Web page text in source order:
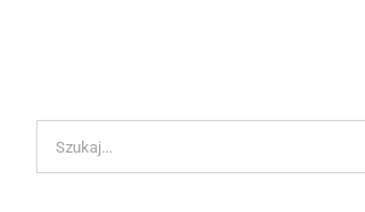
Szukaj